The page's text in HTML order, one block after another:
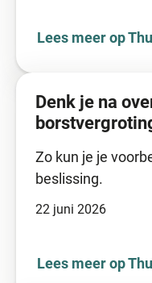
Lees meer op
Denk je na
22 juni 2026
Zo kun je je
beslissing.
Lees meer op